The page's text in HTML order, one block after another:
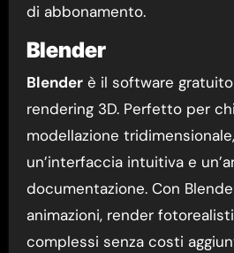
di abbonamento.
Blender
Blenderè il software
rendering 3D. Perfetto per
modellazione
un’interfaccia intuitiva e
documentazione. Con
animazioni, render
complessi senza costi